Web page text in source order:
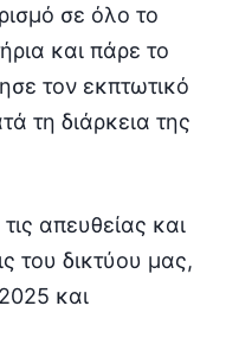
σε όλο το
και πάρε το
τον εκπτωτικό
τη διάρκεια της
απευθείας και
του δικτύου μας,
και